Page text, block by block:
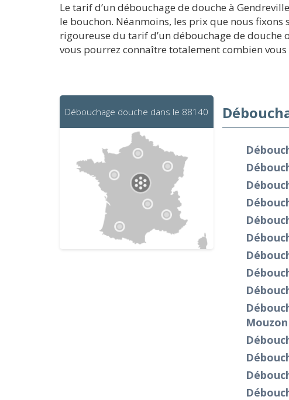
Le tarif d’un débouchage de douche à
le bouchon. Néanmoins, les prix que nous
rigoureuse du tarif d’un débouchage de douche
vous pourrez connaître totalement combien
Débouchage douche dans le 88140
Mouzon